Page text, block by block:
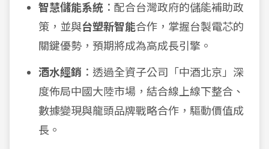
智慧儲能系統 ：配合台灣政府的儲能補助政
策，並與台塑新智能合作，掌握台製電芯的
關鍵優勢，預期將成為高成長引擎。
酒水經銷 ：透過全資子公司「中酒北京」深
度佈局中國大陸市場，結合線上線下整合、
數據變現與龍頭品牌戰略合作，驅動價值成
長。